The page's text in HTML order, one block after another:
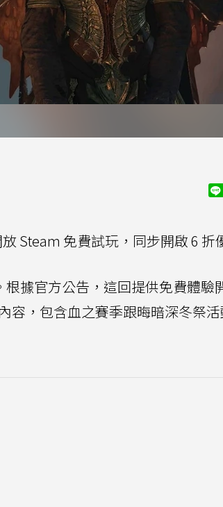
Steam 免費試玩，同步開啟 6 折
根據官方公告，這回提供免費體驗
容，包含血之賽季跟晦暗深冬祭